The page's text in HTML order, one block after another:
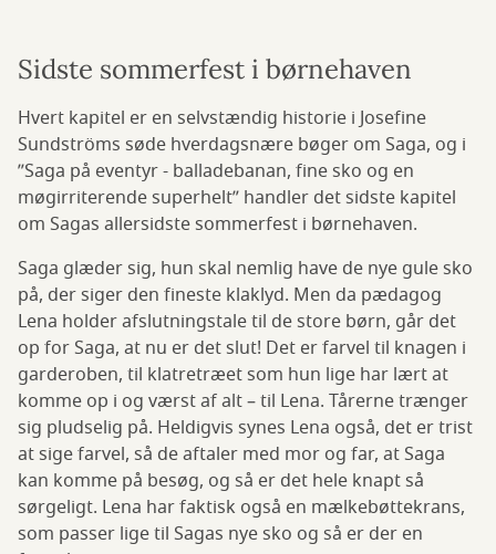
Sidste sommerfest i børnehaven
Hvert kapitel er en selvstændig historie i Josefine
Sundströms søde hverdagsnære bøger om Saga, og i
”Saga på eventyr - balladebanan, fine sko og en
møgirriterende superhelt” handler det sidste kapitel
om Sagas allersidste sommerfest i børnehaven.
Saga glæder sig, hun skal nemlig have de nye gule sko
på, der siger den fineste klaklyd. Men da pædagog
Lena holder afslutningstale til de store børn, går det
op for Saga, at nu er det slut! Det er farvel til knagen i
garderoben, til klatretræet som hun lige har lært at
komme op i og værst af alt – til Lena. Tårerne trænger
sig pludselig på. Heldigvis synes Lena også, det er trist
at sige farvel, så de aftaler med mor og far, at Saga
kan komme på besøg, og så er det hele knapt så
sørgeligt. Lena har faktisk også en mælkebøttekrans,
som passer lige til Sagas nye sko og så er der en